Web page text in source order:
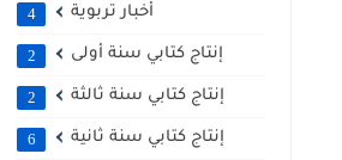
أخبار تربوية 4
إنتاج كتابي سنة أولى 2
إنتاج كتابي سنة ثالثة 2
إنتاج كتابي سنة ثانية 6